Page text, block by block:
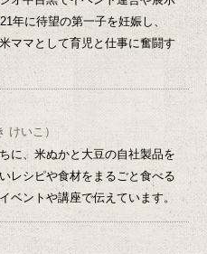
年に待望の第一子を妊娠し、
ママとして育児と仕事に奮闘す
けいこ）
に、米ぬかと大豆の自社製品を
レシピや食材をまるごと食べる
ベントや講座で伝えています。